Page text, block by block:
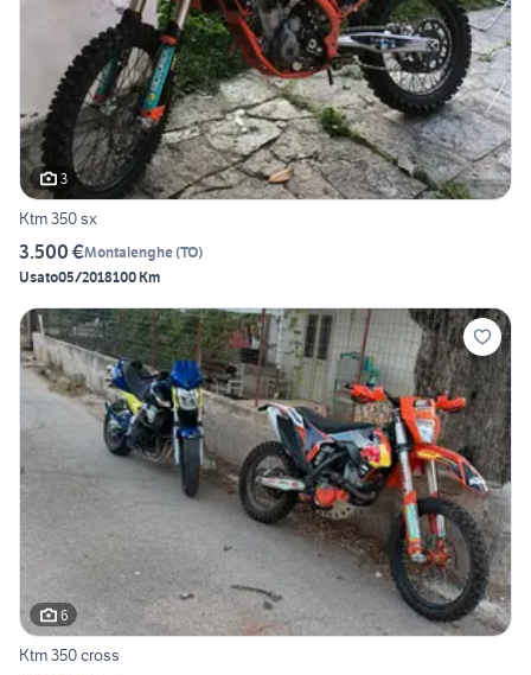
3
Ktm 350 sx
3.500 €Montalenghe(TO)
Usato05/2018100 Km
6
Ktm 350 cross